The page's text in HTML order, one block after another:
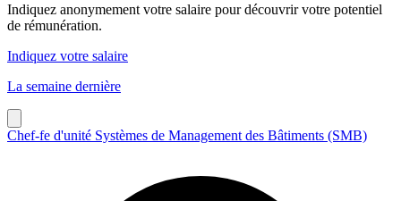
Indiquez anonymement votre salaire pour découvrir votre potentiel
de rémunération.
Indiquez votre salaire
La semaine dernière
Chef-fe d'unité Systèmes de Management des Bâtiments (SMB)